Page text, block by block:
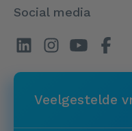
Social media
Veelgestelde